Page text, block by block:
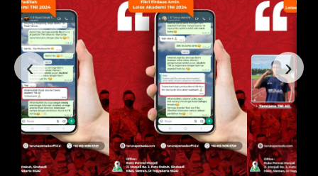
‹ ›